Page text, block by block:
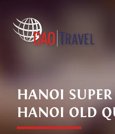
HANOI
HANOI OLD